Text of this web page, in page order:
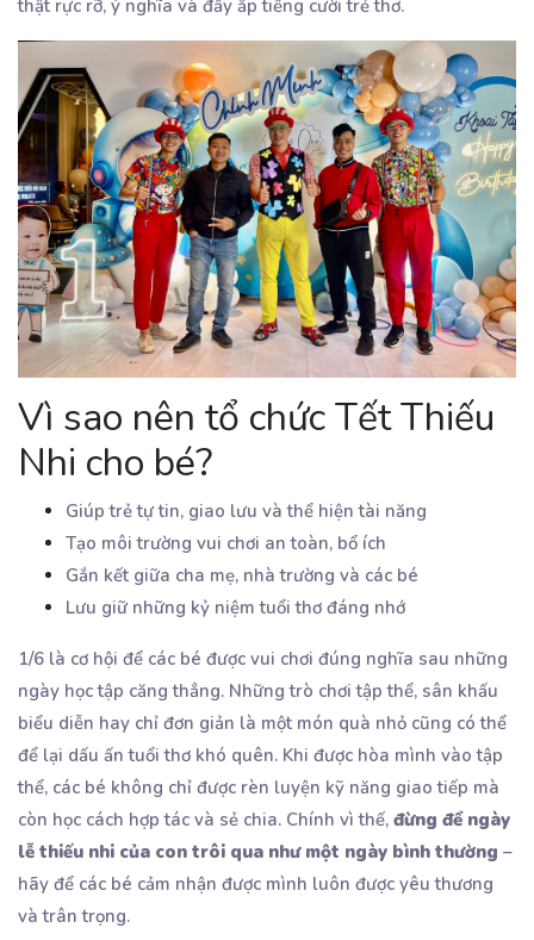
thật rực rỡ, ý nghĩa và đầy ắp tiếng cười trẻ thơ.
Vì sao nên tổ chức Tết Thiếu
Nhi cho bé?
Giúp trẻ tự tin, giao lưu và thể hiện tài năng
Tạo môi trường vui chơi an toàn, bổ ích
Gắn kết giữa cha mẹ, nhà trường và các bé
Lưu giữ những kỷ niệm tuổi thơ đáng nhớ
1/6 là cơ hội để các bé được vui chơi đúng nghĩa sau những
ngày học tập căng thẳng. Những trò chơi tập thể, sân khấu
biểu diễn hay chỉ đơn giản là một món quà nhỏ cũng có thể
để lại dấu ấn tuổi thơ khó quên. Khi được hòa mình vào tập
thể, các bé không chỉ được rèn luyện kỹ năng giao tiếp mà
còn học cách hợp tác và sẻ chia. Chính vì thế, đừng để ngày
lễ thiếu nhi của con trôi qua như một ngày bình thường –
hãy để các bé cảm nhận được mình luôn được yêu thương
và trân trọng.